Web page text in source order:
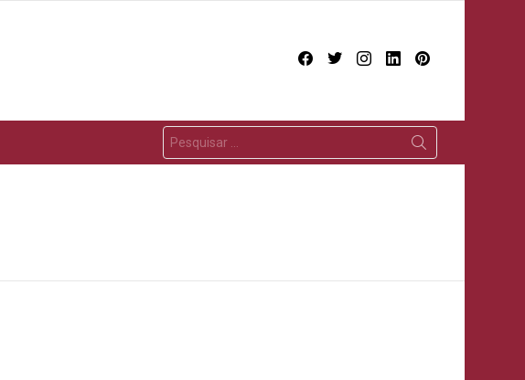
facebooktwitterinstagram
linkedin